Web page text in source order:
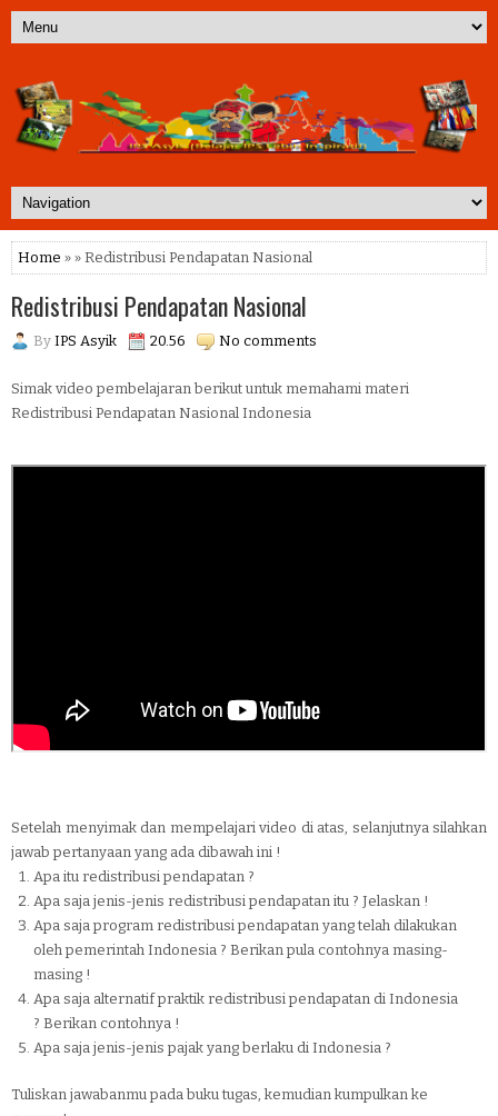
Home » » Redistribusi Pendapatan Nasional
Redistribusi Pendapatan Nasional
By IPS Asyik 20.56 No comments
Simak video pembelajaran berikut untuk memahami materi
Redistribusi Pendapatan Nasional Indonesia
Setelah menyimak dan mempelajari video di atas, selanjutnya silahkan
jawab pertanyaan yang ada dibawah ini !
Apa itu redistribusi pendapatan ?
Apa saja jenis-jenis redistribusi pendapatan itu ? Jelaskan !
Apa saja program redistribusi pendapatan yang telah dilakukan
oleh pemerintah Indonesia ? Berikan pula contohnya masing-
masing !
Apa saja alternatif praktik redistribusi pendapatan di Indonesia
? Berikan contohnya !
Apa saja jenis-jenis pajak yang berlaku di Indonesia ?
Tuliskan jawabanmu pada buku tugas, kemudian kumpulkan ke